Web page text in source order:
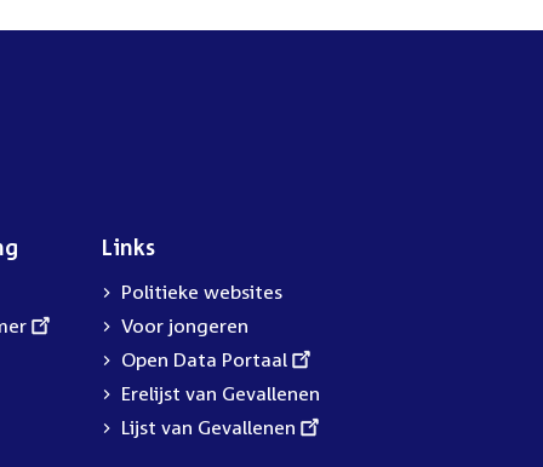
Links
Politieke websites
Voor jongeren
External
link:
Open Data Portaal
Erelijst van Gevallenen
External
Lijst van Gevallenen